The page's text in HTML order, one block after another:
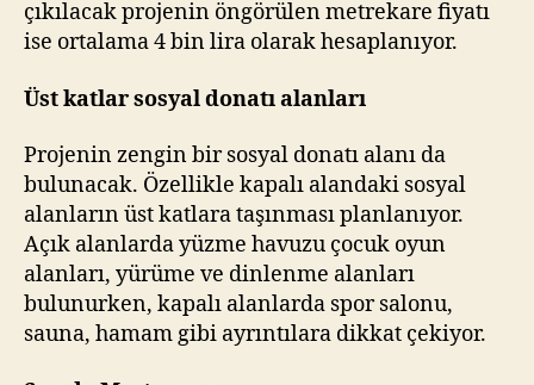
çıkılacak projenin öngörülen metrekare fiyatı
ise ortalama 4 bin lira olarak hesaplanıyor.
Üst katlar sosyal donatı alanları
Projenin zengin bir sosyal donatı alanı da
bulunacak. Özellikle kapalı alandaki sosyal
alanların üst katlara taşınması planlanıyor.
Açık alanlarda yüzme havuzu çocuk oyun
alanları, yürüme ve dinlenme alanları
bulunurken, kapalı alanlarda spor salonu,
sauna, hamam gibi ayrıntılara dikkat çekiyor.